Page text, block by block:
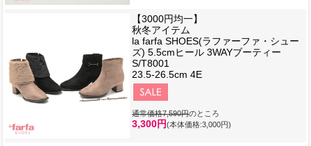
【3000円均一】
秋冬アイテム
la farfa SHOES(ラファーファ・シュー
ズ) 5.5cmヒール 3WAYブーティー
S/T8001
23.5-26.5cm 4E
通常価格7,590円のところ
3,300円(本体価格:3,000円)